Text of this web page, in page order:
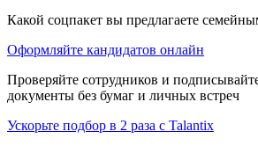
Какой соцпакет вы предлагаете
Оформляйте кандидатов онлайн
Проверяйте сотрудников и
документы без бумаг и личных встреч
Ускорьте подбор в 2 раза с Talantix